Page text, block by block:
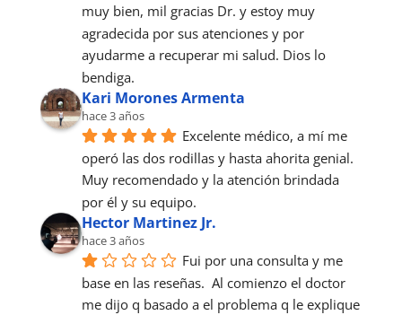
muy bien, mil gracias Dr. y estoy muy
agradecida por sus atenciones y por
ayudarme a recuperar mi salud. Dios lo
bendiga.
Kari Morones Armenta
hace 3 años
Excelente médico, a mí me
operó las dos rodillas y hasta ahorita genial.
Muy recomendado y la atención brindada
por él y su equipo.
Hector Martinez Jr.
hace 3 años
Fui por una consulta y me
base en las reseñas.  Al comienzo el doctor
me dijo q basado a el problema q le explique